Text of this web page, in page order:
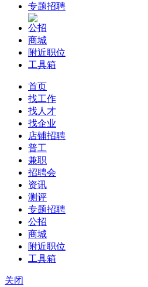
专题招聘
公招
商城
附近职位
工具箱
首页
找工作
找人才
找企业
店铺招聘
普工
兼职
招聘会
资讯
测评
专题招聘
公招
商城
附近职位
工具箱
关闭